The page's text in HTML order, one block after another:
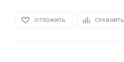
ОТЛОЖИТЬ СРАВНИТЬ